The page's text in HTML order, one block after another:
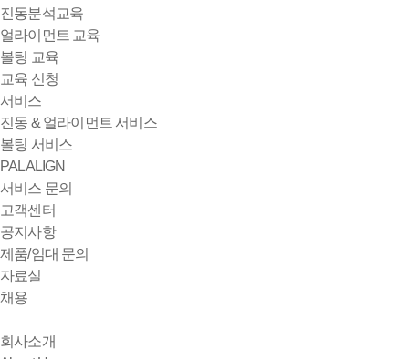
진동분석교육
얼라이먼트 교육
볼팅 교육
교육 신청
서비스
진동 & 얼라이먼트 서비스
볼팅 서비스
PALALIGN
서비스 문의
고객센터
공지사항
제품/임대 문의
자료실
채용
회사소개